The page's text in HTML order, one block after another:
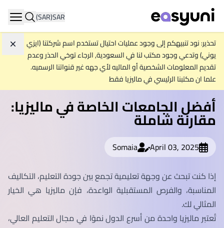
SAR
(SAR)
تحذير: نود تنبيهكم إلى وجود عمليات احتيال تستخدم اسم شركتنا (ايزي
يوني) وتدعي وجود مكتب لنا في السعودية, الرجاء توخي الحذر وعدم
تقديم المعلومات الشخصية أو الماليه لأي جهه غير قنواتنا الرسميه.
علما ان مكتبنا الرئيسي في ماليزيا فقط
أفضل الجامعات الخاصة في ماليزيا:
مقارنة شاملة
April 03, 2025
Somaia
إذا كنت تبحث عن وجهة تعليمية تجمع بين جودة التعليم، التكاليف
المناسبة، والفرص المستقبلية الواعدة، فإن ماليزيا هي الخيار
المثالي لك.
تُعتبر ماليزيا واحدة من أسرع الدول نموًا في مجال التعليم العالي،